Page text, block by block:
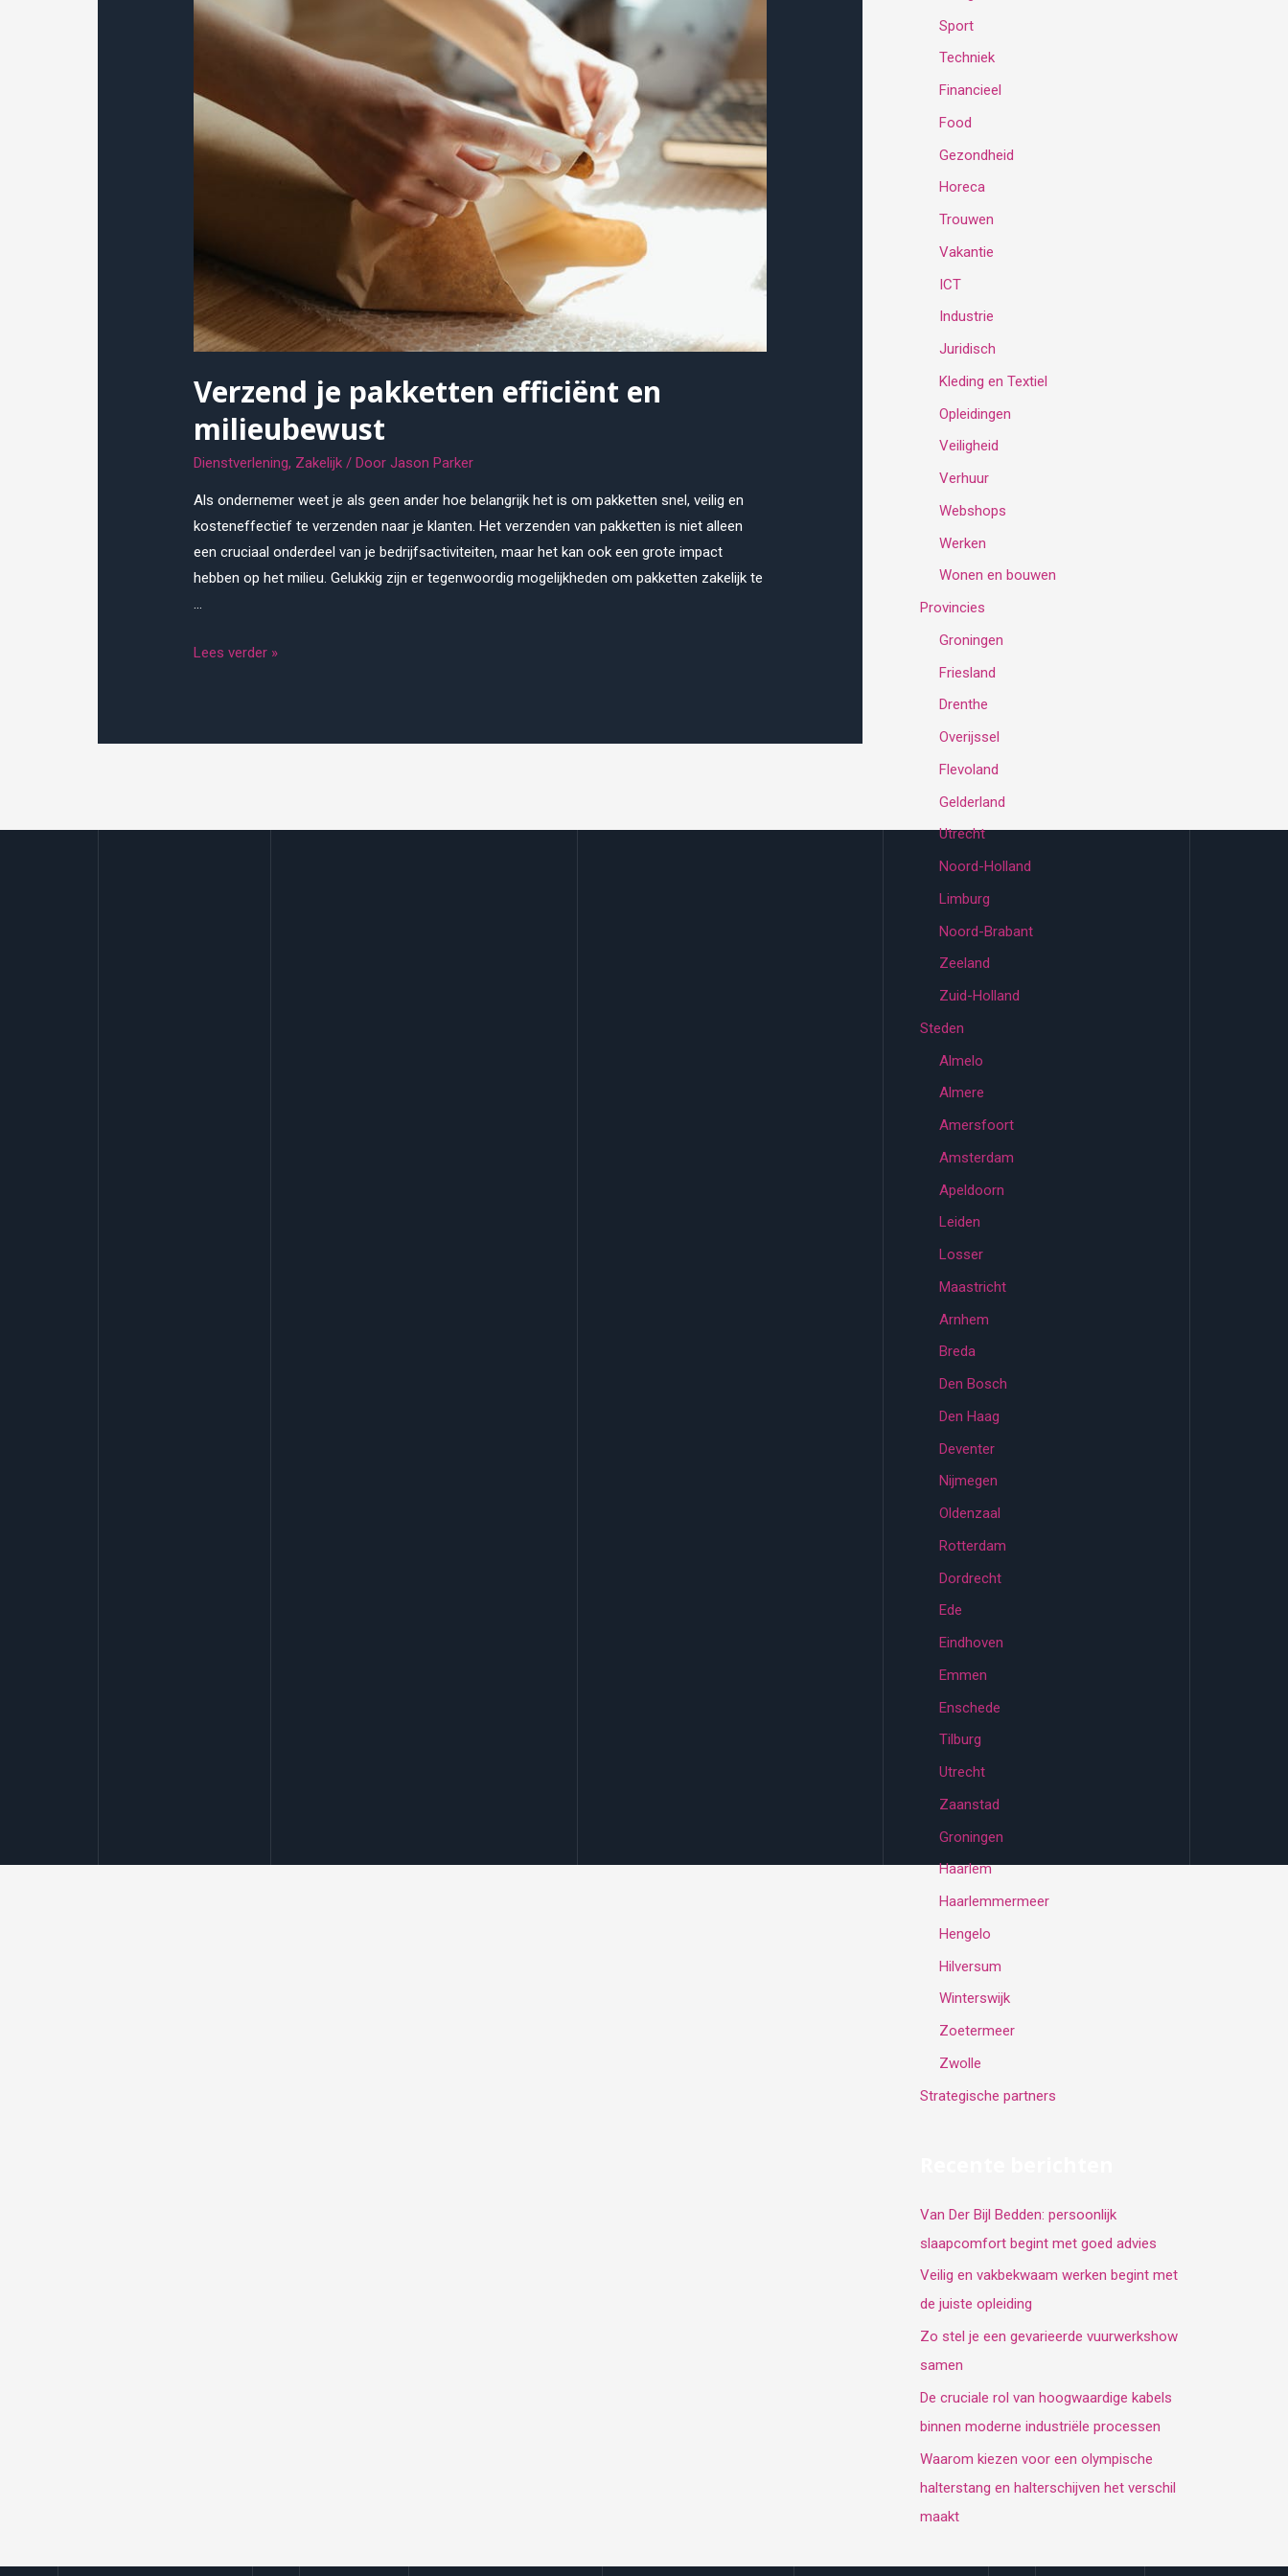
Verzend je pakketten efficiënt en
milieubewust
Dienstverlening, Zakelijk / DoorJason Parker
Als ondernemer weet je als geen ander hoe belangrijk het is om pakketten snel, veilig en
kosteneffectief te verzenden naar je klanten. Het verzenden van pakketten is niet alleen
een cruciaal onderdeel van je bedrijfsactiviteiten, maar het kan ook een grote impact
hebben op het milieu. Gelukkig zijn er tegenwoordig mogelijkheden om pakketten zakelijk te
…
Verzend
Lees verder »
Sport
Techniek
Financieel
Food
Gezondheid
Horeca
Trouwen
Vakantie
ICT
Industrie
Juridisch
Kleding en Textiel
Opleidingen
Veiligheid
Verhuur
Webshops
Werken
Wonen en bouwen
Provincies
Groningen
Friesland
Drenthe
Overijssel
Flevoland
Gelderland
Utrecht
Noord-Holland
Limburg
Noord-Brabant
Zeeland
Zuid-Holland
Steden
Almelo
Almere
Amersfoort
Amsterdam
Apeldoorn
Leiden
Losser
Maastricht
Arnhem
Breda
Den Bosch
Den Haag
Deventer
Nijmegen
Oldenzaal
Rotterdam
Dordrecht
Ede
Eindhoven
Emmen
Enschede
Tilburg
Utrecht
Zaanstad
Groningen
Haarlem
Haarlemmermeer
Hengelo
Hilversum
Winterswijk
Zoetermeer
Zwolle
Strategische partners
Van Der Bijl Bedden: persoonlijk
slaapcomfort begint met goed advies
Veilig en vakbekwaam werken begint met
de juiste opleiding
Zo stel je een gevarieerde vuurwerkshow
samen
De cruciale rol van hoogwaardige kabels
binnen moderne industriële processen
Waarom kiezen voor een olympische
halterstang en halterschijven het verschil
maakt